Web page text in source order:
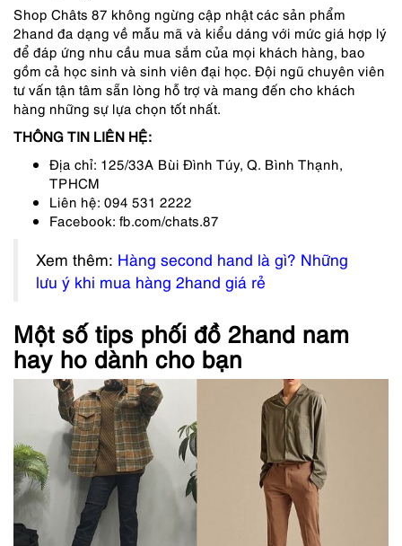
Shop Châts 87 không ngừng cập nhật các sản phẩm
2hand đa dạng về mẫu mã và kiểu dáng với mức giá hợp lý
để đáp ứng nhu cầu mua sắm của mọi khách hàng, bao
gồm cả học sinh và sinh viên đại học. Đội ngũ chuyên viên
tư vấn tận tâm sẵn lòng hỗ trợ và mang đến cho khách
hàng những sự lựa chọn tốt nhất.
THÔNG TIN LIÊN HỆ:
Địa chỉ: 125/33A Bùi Đình Túy, Q. Bình Thạnh,
TPHCM
Liên hệ: 094 531 2222
Facebook: fb.com/chats.87
Xem thêm: Hàng second hand là gì? Những
lưu ý khi mua hàng 2hand giá rẻ
Một số tips phối đồ 2hand nam
hay ho dành cho bạn